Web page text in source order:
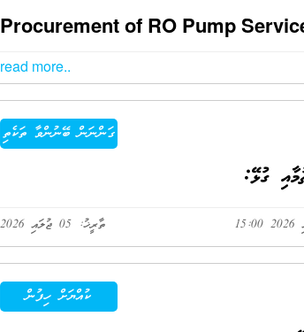
Procurement of RO Pump
read more..
ގަންނަން ބޭނުންވާ ތަކެތި
ގުޅޭ:
ތާރީޚު: 05 ޖުލައި 2026
ކުއްޔަށް ހިފުން